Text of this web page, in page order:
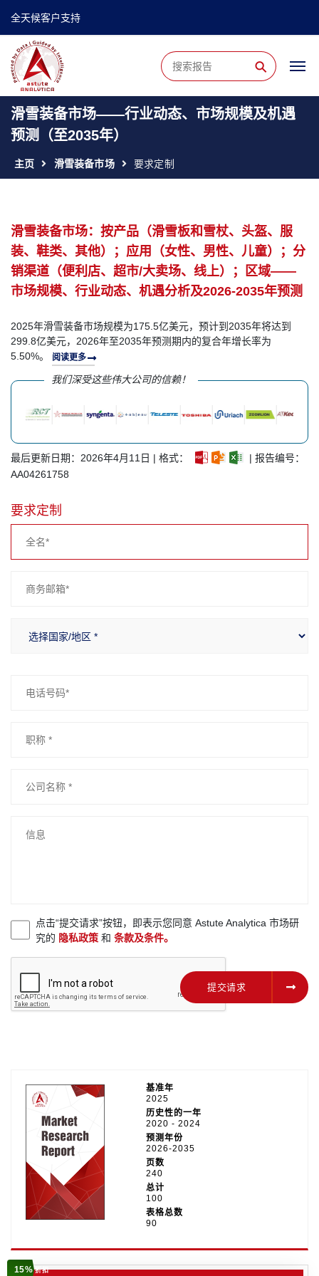
全天候客户支持
⚲
滑雪装备市场——行业动态、市场规模及机遇
预测（至2035年）
主页 滑雪装备市场 要求定制
滑雪装备市场：按产品（滑雪板和雪杖、头盔、服
装、鞋类、其他）；应用（女性、男性、儿童）；分
销渠道（便利店、超市/大卖场、线上）；区域——
市场规模、行业动态、机遇分析及2026-2035年预测
2025年滑雪装备市场规模为175.5亿美元，预计到2035年将达到
299.8亿美元，2026年至2035年预测期内的复合年增长率为
5.50%。
阅读更多
我们深受这些伟大公司的信赖！
最后更新日期：2026年4月11日 | 格式：
| 报告编号：
AA04261758
要求定制
点击“提交请求”按钮，即表示您同意 Astute Analytica 市场研
究的 隐私政策 和条款及条件。
提交请求
基准年
2025
历史性的一年
2020 - 2024
预测年份
2026-2035
页数
240
总计
100
表格总数
90
15%折扣